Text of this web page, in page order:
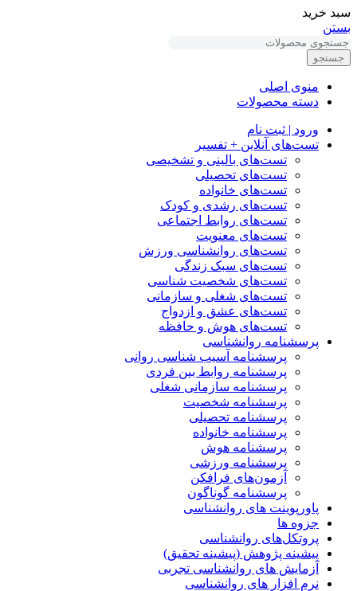
سبد خرید
بستن
جستجو
منوی اصلی
دسته محصولات
ورود | ثبت نام
تست‌های آنلاین + تفسیر
تست‌های بالینی و تشخیصی
تست‌های تحصیلی
تست‌های خانواده
تست‌های رشدی و کودک
تست‌های روابط اجتماعی
تست‌های معنویت
تست‌های روانشناسی ورزش
تست‌های سبک زندگی
تست‌های شخصیت شناسی
تست‌های شغلی و سازمانی
تست‌های عشق و ازدواج
تست‌های هوش و حافظه
پرسشنامه روانشناسی
پرسشنامه آسیب شناسی روانی
پرسشنامه روابط بین فردی
پرسشنامه سازمانی شغلی
پرسشنامه شخصیت
پرسشنامه تحصیلی
پرسشنامه خانواده
پرسشنامه هوش
پرسشنامه ورزشی
آزمون‌های فرافکن
پرسشنامه گوناگون
پاورپوینت های روانشناسی
جزوه ها
پروتکل‌های روانشناسی
پیشینه پژوهش (پیشینه تحقیق)
آزمایش های روانشناسی تجربی
نرم افزار های روانشناسی